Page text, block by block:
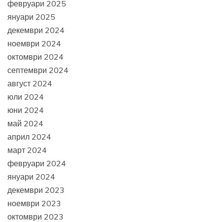
февруари 2025
януари 2025
декември 2024
ноември 2024
октомври 2024
септември 2024
август 2024
юли 2024
юни 2024
май 2024
април 2024
март 2024
февруари 2024
януари 2024
декември 2023
ноември 2023
октомври 2023